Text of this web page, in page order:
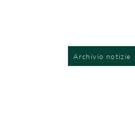
Archivio notizie